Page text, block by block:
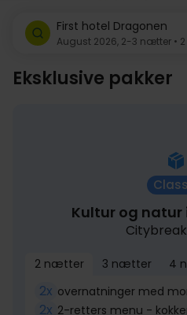
First hotel Dragonen
August 2026, 2-3 nætter •
Eksklusive pakker
Kultur og natur
2 nætter 3 nætter 4
2x overnatninger med
2x 2-retters menu -